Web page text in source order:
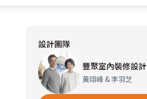
設計團隊
豐聚室內裝修設計
黃翊峰 & 李羽芝